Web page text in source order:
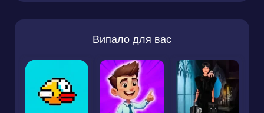
Випало для вас